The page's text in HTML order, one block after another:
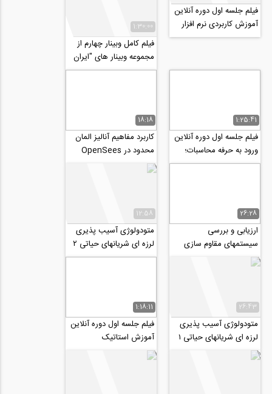
فیلم جلسه اول دوره آنلاین
آموزش کاربردی نرم افزار
PLAXIS 2D 2020
1:30:00
فیلم کامل وبینار چهارم از
مجموعه وبینار های "ایران
پس از کرونا چه شکلی...
1:25:41
فیلم جلسه اول دوره آنلاین
ورود به حرفه محاسبات؛
آیین نامه ۲۸۰۰+ بارگذاری
18:18
کاربرد مفاهیم آنالیز المان
محدود در OpenSees
26:28
ارزیابی و بررسی
سیستمهای مقاوم سازی
هتل آزادی
12:58
متودولوژی آسیب پذیری
لرزه ای شریانهای حیاتی ۲
26:43
متودولوژی آسیب پذیری
لرزه ای شریانهای حیاتی ۱
1:18:11
فیلم جلسه اول دوره آنلاین
آموزش استاتیک